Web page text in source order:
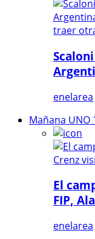
enelarea
Mañana UNO
El
FIP,
enelarea